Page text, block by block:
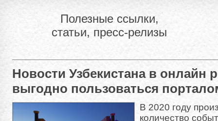
Полезные ссылки,
статьи, пресс-релизы
Новости Узбекистана в онлайн
выгодно пользоваться
В 2020 году
количество